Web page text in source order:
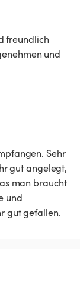
freundlich
und
Sehr
gut angelegt,
man braucht
und
gut gefallen.